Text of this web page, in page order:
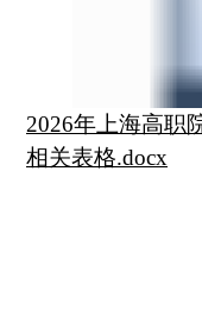
2026年上海高职
相关表格.docx